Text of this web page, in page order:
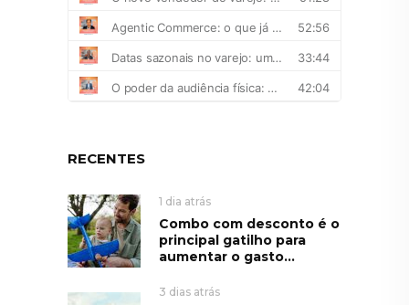
RECENTES
1 dia atrás
Combo com desconto é o
principal gatilho para
aumentar o gasto...
3 dias atrás